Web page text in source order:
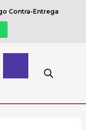
Contra-Entrega